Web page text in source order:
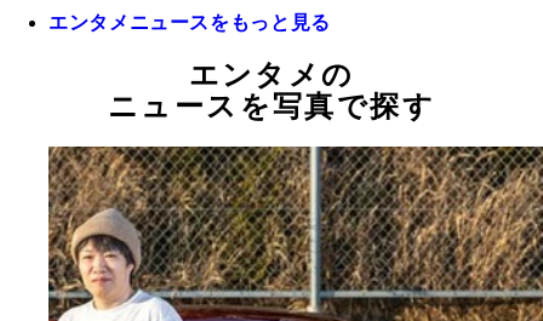
エンタメニュースをもっと見る
エンタメの
ニュースを写真で探す